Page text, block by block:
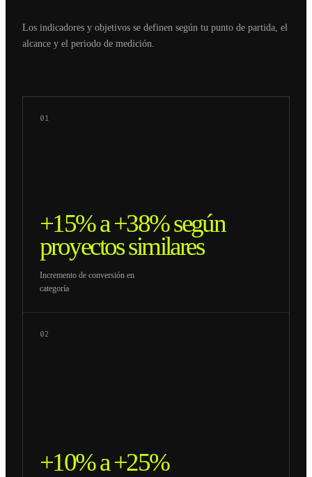
Los indicadores y objetivos se definen según tu punto de partida, el
alcance y el periodo de medición.
01
+15% a +38% según
proyectos similares
Incremento de conversión en
categoría
02
+10% a +25%